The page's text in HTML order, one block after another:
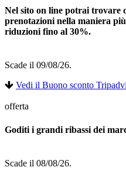
Nel sito on line potrai trovare
prenotazioni nella maniera
riduzioni fino al 30%.
Scade il 09/08/26.
Vedi il Buono sconto
offerta
Goditi i grandi ribassi dei
Scade il 08/08/26.